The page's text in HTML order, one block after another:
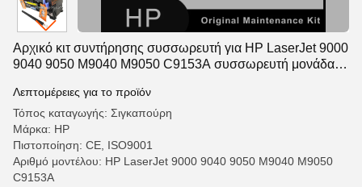
Αρχικό κιτ συντήρησης συσσωρευτή για HP LaserJet 9000
9040 9050 M9040 M9050 C9153A συσσωρευτή μονάδας
Λεπτομέρειες για το προϊόν
Τόπος καταγωγής: Σιγκαπούρη
Μάρκα: HP
Πιστοποίηση: CE, ISO9001
Αριθμό μοντέλου: HP LaserJet 9000 9040 9050 M9040 M9050
C9153A